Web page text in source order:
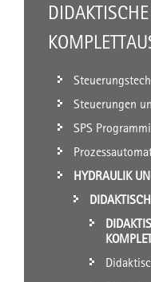
Steuerungen
SPS
HYDRAULIK